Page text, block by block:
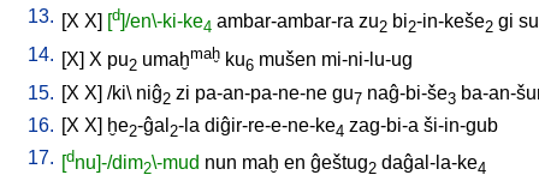
13. [X X] [d]/en\-ki-ke4 ambar-ambar-ra zu2 bi2-in-keše2 gi
14. [X] X pu2 umaḫmaḫ ku6 mušen mi-ni-lu-ug
15. [X X] /ki\ niĝ2 zi pa-an-pa-ne-ne gu7 naĝ-bi-še3 ba-an-
16. [X X] ḫe2-ĝal 2-la diĝir-re-e-ne-ke4 zag-bi-a ši-in-gub
17. [dnu]-/dim2\-mud nun maḫ en ĝeštug2 daĝal-la-ke4